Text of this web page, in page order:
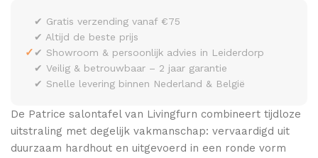
✓
✔ Gratis verzending vanaf €75
✔ Altijd de beste prijs
✔ Showroom & persoonlijk advies in Leiderdorp
✔ Veilig & betrouwbaar – 2 jaar garantie
✔ Snelle levering binnen Nederland & België
De Patrice salontafel van Livingfurn combineert tijdloze
uitstraling met degelijk vakmanschap: vervaardigd uit
duurzaam hardhout en uitgevoerd in een ronde vorm